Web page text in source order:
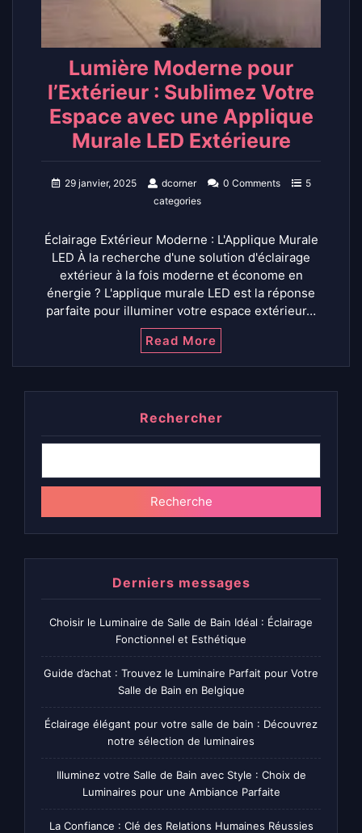
Lumière Moderne pour
l’Extérieur : Sublimez Votre
Espace avec une Applique
Murale LED Extérieure
29 janvier, 2025 dcorner 0 Comments
5
categories
Éclairage Extérieur Moderne : L'Applique Murale
LED À la recherche d'une solution d'éclairage
extérieur à la fois moderne et économe en
énergie ? L'applique murale LED est la réponse
parfaite pour illuminer votre espace extérieur…
Read More
Rechercher
Recherche
Derniers messages
Choisir le Luminaire de Salle de Bain Idéal : Éclairage
Fonctionnel et Esthétique
Guide d’achat : Trouvez le Luminaire Parfait pour Votre
Salle de Bain en Belgique
Éclairage élégant pour votre salle de bain : Découvrez
notre sélection de luminaires
Illuminez votre Salle de Bain avec Style : Choix de
Luminaires pour une Ambiance Parfaite
La Confiance : Clé des Relations Humaines Réussies